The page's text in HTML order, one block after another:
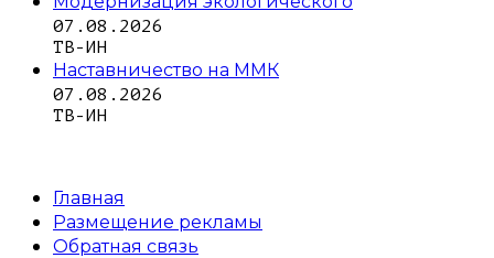
07.08.2026
ТВ-ИН
Наставничество на ММК
07.08.2026
ТВ-ИН
Главная
Размещение рекламы
Обратная связь